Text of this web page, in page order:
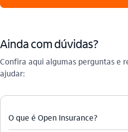
Ainda com dúvidas?
Confira aqui algumas perguntas e
ajudar:
O que é Open Insurance?